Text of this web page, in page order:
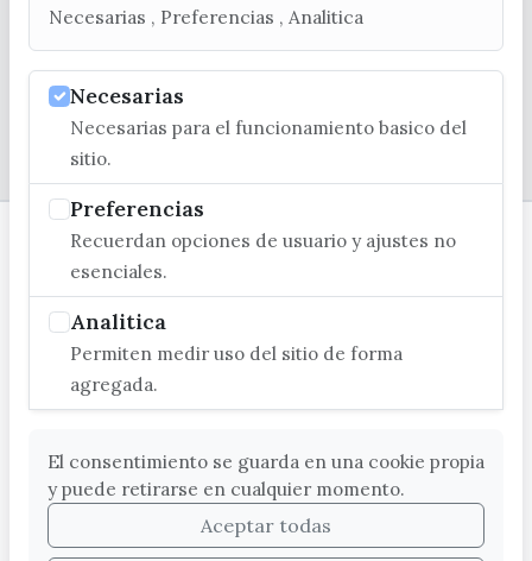
Necesarias , Preferencias , Analitica
Necesarias
Necesarias para el funcionamiento basico del
sitio.
Preferencias
Recuerdan opciones de usuario y ajustes no
esenciales.
Analitica
Permiten medir uso del sitio de forma
agregada.
El consentimiento se guarda en una cookie propia
y puede retirarse en cualquier momento.
Aceptar todas